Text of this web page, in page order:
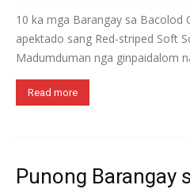
10 ka mga Barangay sa Bacolod
apektado sang Red-striped Soft
Madumduman nga ginpaidalom
Read more
Punong Barangay